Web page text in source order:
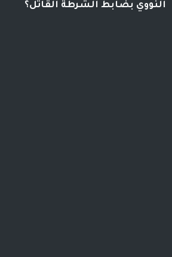
النووي بضابط الشرطة القاتل؟